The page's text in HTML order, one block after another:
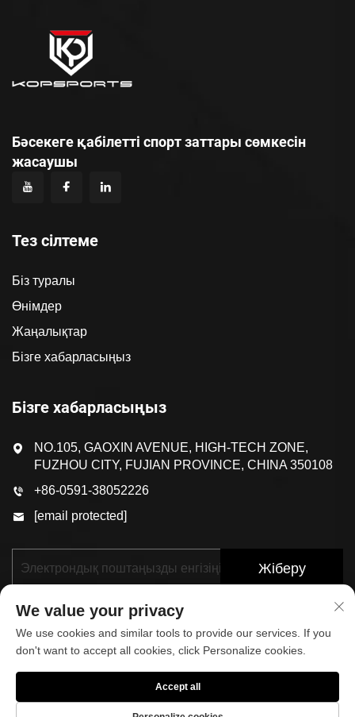
Бәсекеге қабілетті спорт заттары сөмкесін
жасаушы
Тез сілтеме
Біз туралы
Өнімдер
Жаңалықтар
Бізге хабарласыңыз
Бізге хабарласыңыз
NO.105, GAOXIN AVENUE, HIGH-TECH ZONE,
FUZHOU CITY, FUJIAN PROVINCE, CHINA 350108
+86-0591-38052226
[email protected]
Жіберу
© 2025, FUJIAN KOP SPORTS CO.,LTD. БАРЛЫҚ
ҚҰҚЫҚТАР ҚОРҒАЛҒАН Жекелік саясаты
We value your privacy
We use cookies and similar tools to provide our services. If you
don't want to accept all cookies, click Personalize cookies.
Accept all